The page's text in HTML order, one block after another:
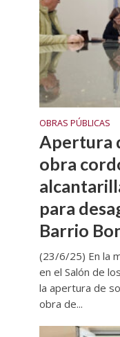
OBRAS PÚBLICAS
Apertura
obra
para
Barrio
(23/6/25) En la
en el Salón de
la apertura de
obra de...